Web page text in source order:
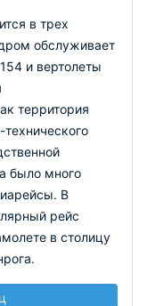
на 12 место
в трех
обслуживает
и вертолеты
территория
технического
было много
В
рейс
в столицу